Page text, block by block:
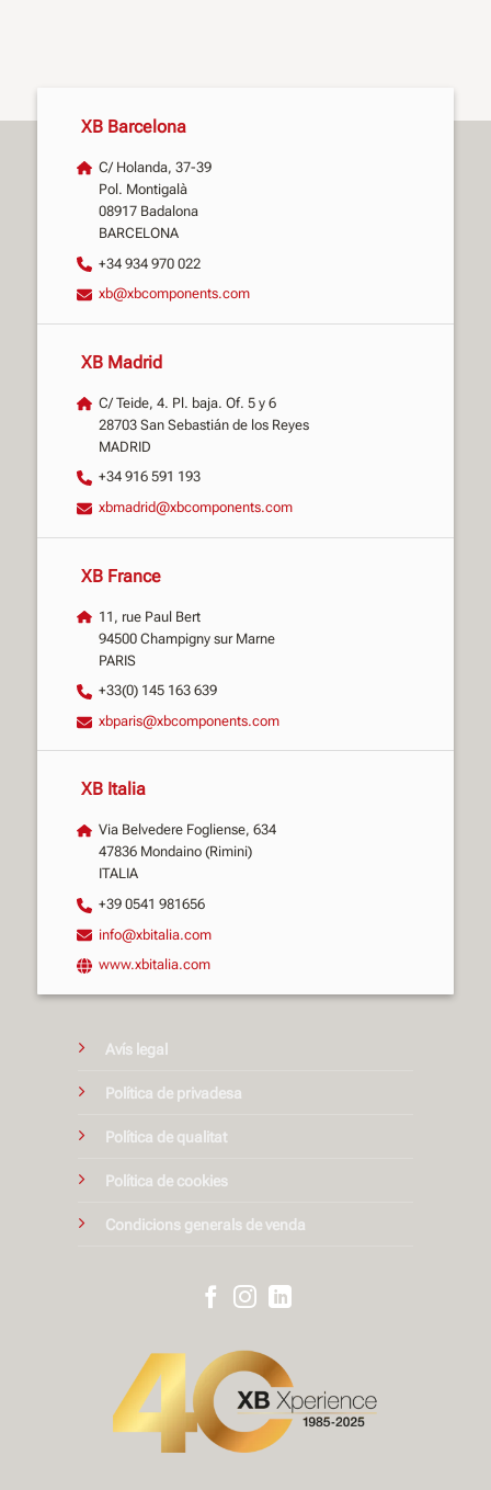
XB Barcelona
C/ Holanda, 37-39
Pol. Montigalà
08917 Badalona
BARCELONA
+34 934 970 022
xb@xbcomponents.com
XB Madrid
C/ Teide, 4. Pl. baja. Of. 5 y 6
28703 San Sebastián de los Reyes
MADRID
+34 916 591 193
xbmadrid@xbcomponents.com
XB France
11, rue Paul Bert
94500 Champigny sur Marne
PARIS
+33(0) 145 163 639
xbparis@xbcomponents.com
XB Italia
Via Belvedere Fogliense, 634
47836 Mondaino (Rimini)
ITALIA
+39 0541 981656
info@xbitalia.com
www.xbitalia.com
Avís legal
Política de privadesa
Política de qualitat
Política de cookies
Condicions generals de venda